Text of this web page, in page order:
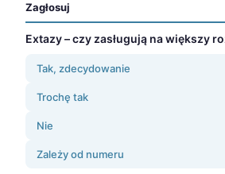
Zagłosuj
Extazy – czy zasługują na większy
Tak, zdecydowanie
Trochę tak
Nie
Zależy od numeru